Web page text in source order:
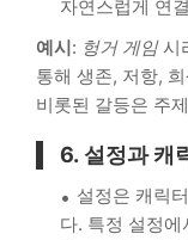
자연스럽게 연
예시: 헝거 게임시
통해 생존, 저항,
비롯된 갈등은 주
6.설정과 캐
설정은 캐릭
다. 특정 설정